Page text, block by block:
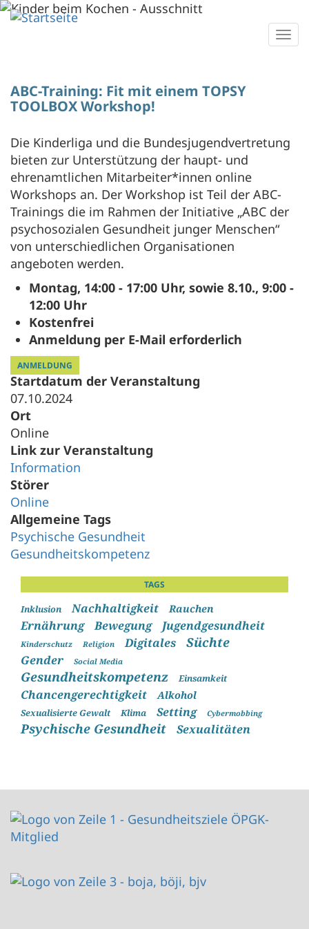
Direkt
zum
ABC-Training: Fit mit einem TOPSY
TOOLBOX Workshop!
Die Kinderliga und die Bundesjugendvertretung
bieten zur Unterstützung der haupt- und
ehrenamtlichen Mitarbeiter*innen online
Workshops an. Der Workshop ist Teil der ABC-
Trainings die im Rahmen der Initiative „ABC der
psychosozialen Gesundheit junger Menschen“
von unterschiedlichen Organisationen
angeboten werden.
Montag, 14:00 - 17:00 Uhr, sowie 8.10., 9:00 -
12:00 Uhr
Kostenfrei
Anmeldung per E-Mail erforderlich
ANMELDUNG
Startdatum der Veranstaltung
07.10.2024
Ort
Online
Link zur Veranstaltung
Information
Störer
Online
Allgemeine Tags
Psychische Gesundheit
Gesundheitskompetenz
TAGS
Inklusion Nachhaltigkeit Rauchen
Ernährung Bewegung Jugendgesundheit
Kinderschutz Religion Digitales Süchte
Gender Social Media
Gesundheitskompetenz Einsamkeit
Chancengerechtigkeit Alkohol
Sexualisierte Gewalt Klima Setting Cybermobbing
Psychische Gesundheit Sexualitäten